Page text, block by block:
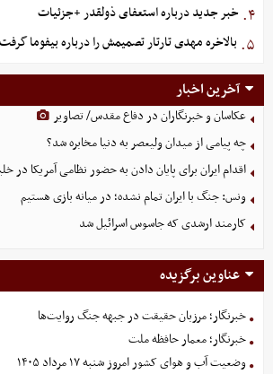
۴. خبر جدید درباره استعفای ذولقدر +جزئیات
۵. بالاخره مهدی تارتار تصمیمش را درباره بیفوما گرفت
آخرین اخبار
عکاسان و خبرنگاران در دفاع مقدس/ تصاویر
چه پیامی از میدان ولیعصر به دنیا مخابره شد؟
اقدام ایران برای پایان دادن به حضور نظامی آمریکا در
ونس: جنگ با ایران تمام نشده؛ در میانه بازی هستیم
کارمند ارشدی که جاسوس اسرائیل شد
عناوین برگزیده
خبرنگار؛ مرزبان حقیقت در جبهه جنگ روایت‌ها
خبرنگار؛ معمار حافظه ملت
وضعیت آب و هوای کشور امروز شنبه ۱۷ مرداد ۱۴۰۵